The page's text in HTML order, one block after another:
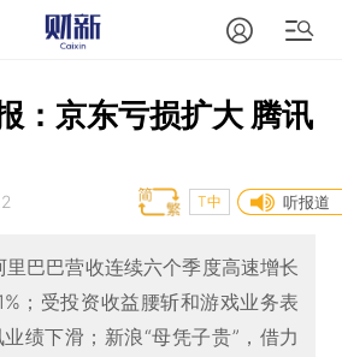
：京东亏损扩大 腾讯
听报道
T中
巴巴营收连续六个季度高速增长
；受投资收益腰斩和游戏业务表
绩下滑；新浪“母凭子贵”，借力